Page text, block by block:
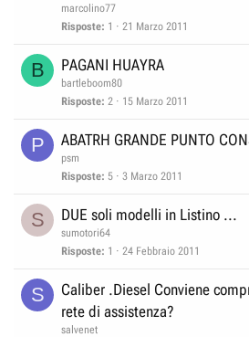
marcolino77
Risposte 1 21 Marzo 2011
B PAGANI HUAYRA
bartleboom80
Risposte 2 15 Marzo 2011
P ABATRH GRANDE PUNTO
psm
Risposte 5 3 Marzo 2011
S DUE soli modelli in Listino ...
sumotori64
Risposte 1 24 Febbraio 2011
S
Caliber .Diesel Conviene
rete di assistenza?
salvenet